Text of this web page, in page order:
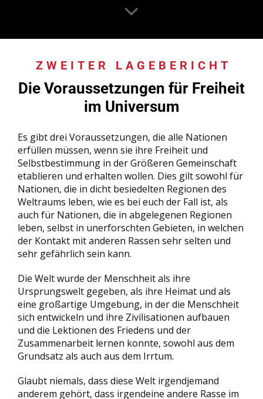
ZWEITER LAGEBERICHT
Die Voraussetzungen für Freiheit
im Universum
Es gibt drei Voraussetzungen, die alle Nationen
erfüllen müssen, wenn sie ihre Freiheit und
Selbstbestimmung in der Größeren Gemeinschaft
etablieren und erhalten wollen. Dies gilt sowohl für
Nationen, die in dicht besiedelten Regionen des
Weltraums leben, wie es bei euch der Fall ist, als
auch für Nationen, die in abgelegenen Regionen
leben, selbst in unerforschten Gebieten, in welchen
der Kontakt mit anderen Rassen sehr selten und
sehr gefährlich sein kann.
Die Welt wurde der Menschheit als ihre
Ursprungswelt gegeben, als ihre Heimat und als
eine großartige Umgebung, in der die Menschheit
sich entwickeln und ihre Zivilisationen aufbauen
und die Lektionen des Friedens und der
Zusammenarbeit lernen konnte, sowohl aus dem
Grundsatz als auch aus dem Irrtum.
Glaubt niemals, dass diese Welt irgendjemand
anderem gehört, dass irgendeine andere Rasse im